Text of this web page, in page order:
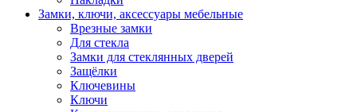
Замки, ключи, аксессуары мебельные
Врезные замки
Для стекла
Замки для стеклянных дверей
Защёлки
Ключевины
Ключи